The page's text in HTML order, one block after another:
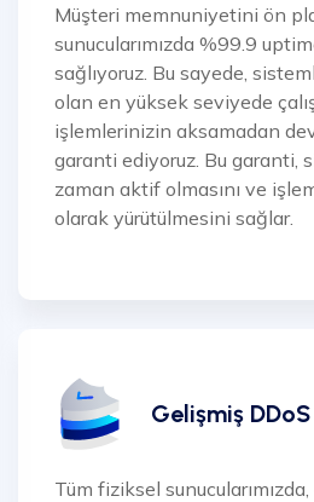
Müşteri memnuniyetini ön
sunucularımızda %99.9
sağlıyoruz. Bu sayede,
olan en yüksek seviyede
işlemlerinizin aksamadan
garanti ediyoruz. Bu garanti,
zaman aktif olmasını ve
olarak yürütülmesini sağlar.
Gelişmiş DDoS
Tüm fiziksel